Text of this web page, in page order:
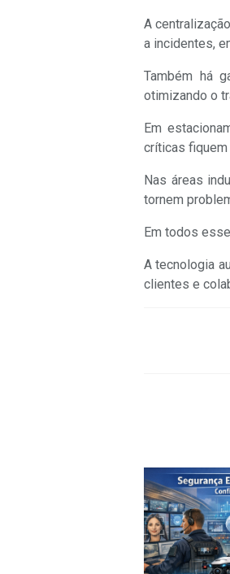
A
a incidentes,
Também há
otimizando o
Em
críticas
Nas áreas
tornem
Em todos
A tecnologia
clientes e